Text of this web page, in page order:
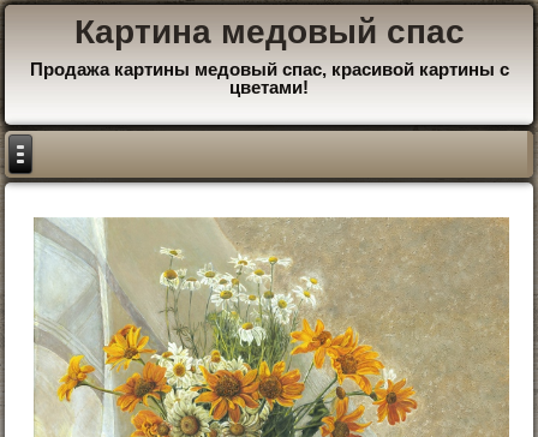
Картина медовый спас
Продажа картины медовый спас, красивой картины с
цветами!